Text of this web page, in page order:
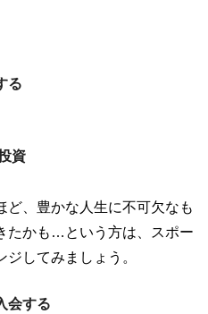
る
資
ど、豊かな人生に不可欠なも
たかも … という方は、スポー
してみましょう。
会する